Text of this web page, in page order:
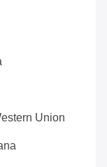
Union